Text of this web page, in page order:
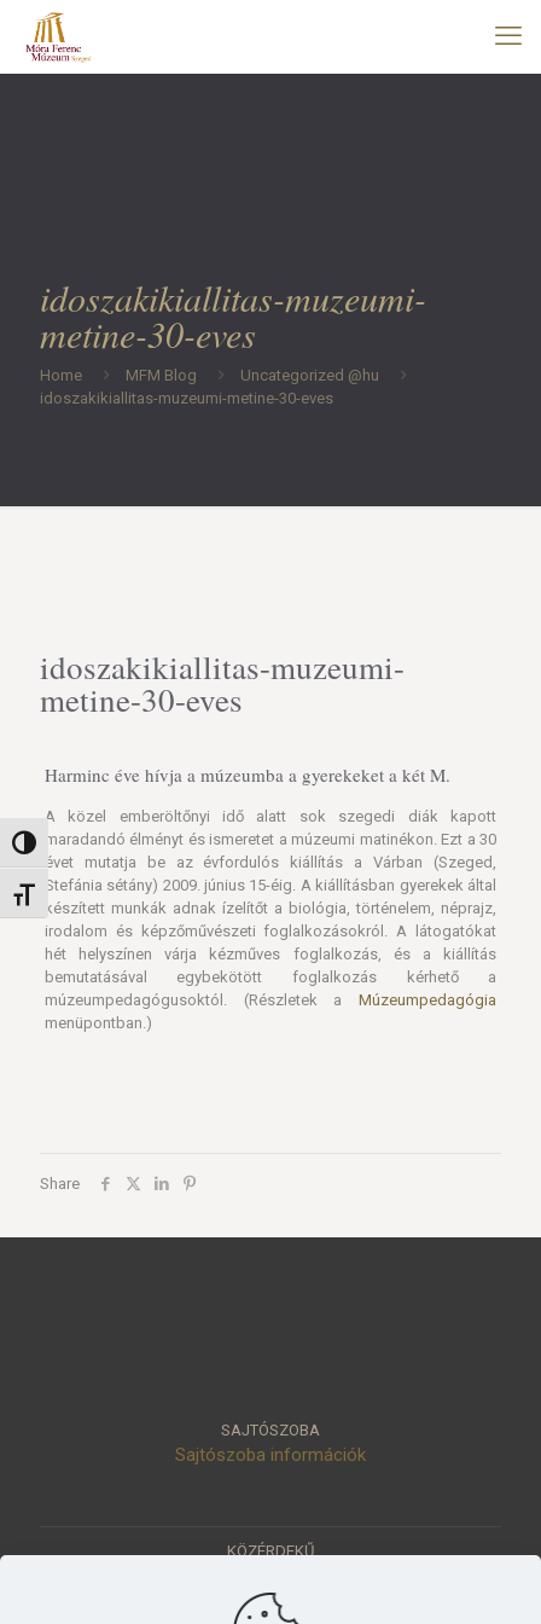
Nagy kontraszt váltása
Betűméret váltása
idoszakikiallitas-muzeumi-
metine-30-eves
Home MFM Blog
Uncategorized @hu
idoszakikiallitas-muzeumi-metine-30-eves
idoszakikiallitas-muzeumi-
metine-30-eves
Harminc éve hívja a múzeumba a gyerekeket a két M.
A közel emberöltőnyi idő alatt sok szegedi diák kapott
maradandó élményt és ismeretet a múzeumi matinékon. Ezt a 30
évet mutatja be az évfordulós kiállítás a Várban (Szeged,
Stefánia sétány) 2009. június 15-éig. A kiállításban gyerekek által
készített munkák adnak ízelítőt a biológia, történelem, néprajz,
irodalom és képzőművészeti foglalkozásokról. A látogatókat
hét helyszínen várja kézműves foglalkozás, és a kiállítás
bemutatásával egybekötött foglalkozás kérhető a
múzeumpedagógusoktól. (Részletek aMúzeumpedagógia
menüpontban.)
Share
SAJTÓSZOBA
Sajtószoba információk
KÖZÉRDEKŰ
Értéktár